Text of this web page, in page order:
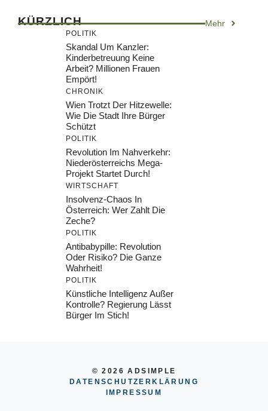
KÜRZLICH Mehr
POLITIK
Skandal Um Kanzler:
Kinderbetreuung Keine
Arbeit? Millionen Frauen
Empört!
CHRONIK
Wien Trotzt Der Hitzewelle:
Wie Die Stadt Ihre Bürger
Schützt
POLITIK
Revolution Im Nahverkehr:
Niederösterreichs Mega-
Projekt Startet Durch!
WIRTSCHAFT
Insolvenz-Chaos In
Österreich: Wer Zahlt Die
Zeche?
POLITIK
Antibabypille: Revolution
Oder Risiko? Die Ganze
Wahrheit!
POLITIK
Künstliche Intelligenz Außer
Kontrolle? Regierung Lässt
Bürger Im Stich!
© 2026 ADSIMPLE
DATENSCHUTZERKLÄRUNG
IMPRESSU M